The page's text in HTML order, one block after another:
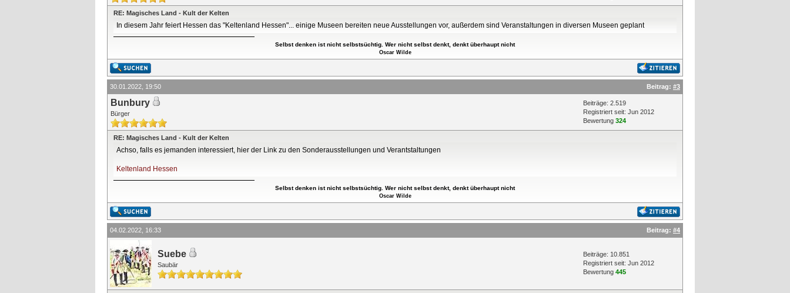
RE: Magisches Land - Kult der Kelten
In diesem Jahr feiert Hessen das "Keltenland Hessen"... einige Museen bereiten neue Ausstellungen vor, außerdem sind Veranstaltungen in diversen Museen geplant
Selbst denken ist nicht selbstsüchtig. Wer nicht selbst denkt, denkt überhaupt nicht
Oscar Wilde
30.01.2022, 19:50 Beitrag: #3
Bunbury
Bürger
Beiträge: 2.519
Registriert seit: Jun 2012
Bewertung 324
RE: Magisches Land - Kult der Kelten
Achso, falls es jemanden interessiert, hier der Link zu den Sonderausstellungen und Verantstaltungen
Keltenland Hessen
Selbst denken ist nicht selbstsüchtig. Wer nicht selbst denkt, denkt überhaupt nicht
Oscar Wilde
04.02.2022, 16:33 Beitrag: #4
Suebe
Saubär
Beiträge: 10.851
Registriert seit: Jun 2012
Bewertung 445